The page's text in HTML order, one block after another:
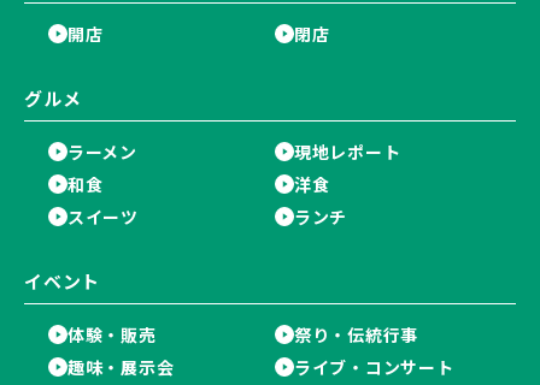
開店 閉店
グルメ
ラーメン
現地レポート
和食
洋食
スイーツ
ランチ
イベント
体験・販売
祭り・伝統行事
趣味・展示会
ライブ・コンサート